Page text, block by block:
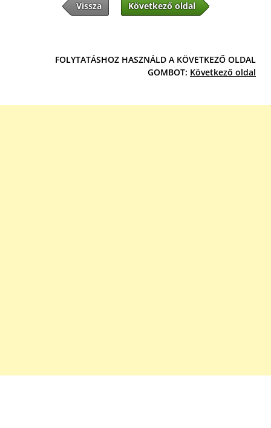
Vissza Következő oldal
FOLYTATÁSHOZ HASZNÁLD A KÖVETKEZŐ OLDAL
GOMBOT: Következő oldal